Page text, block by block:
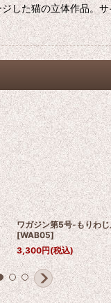
した猫の立体作品
ワガジン第5号-もりわ
[WAB05]
3,300円(税込)